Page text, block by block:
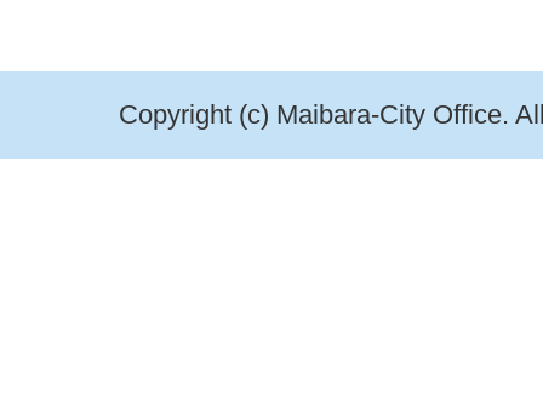
Copyright (c) Maibara-City Office.